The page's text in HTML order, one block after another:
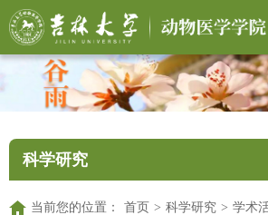
科学研究
当前您的位置： 首页 > 科学研究 > 学术